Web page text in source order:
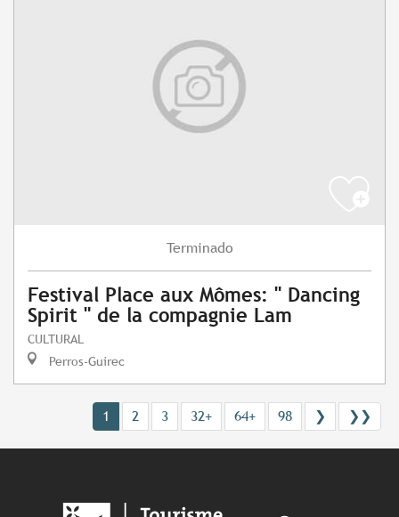
Terminado
Festival Place aux Mômes: " Dancing
Spirit " de la compagnie Lam
CULTURAL
Perros-Guirec
1 2 3 32+ 64+ 98 ❯ ❯❯